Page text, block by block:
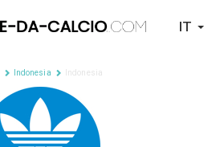
IT
Indonesia Indonesia